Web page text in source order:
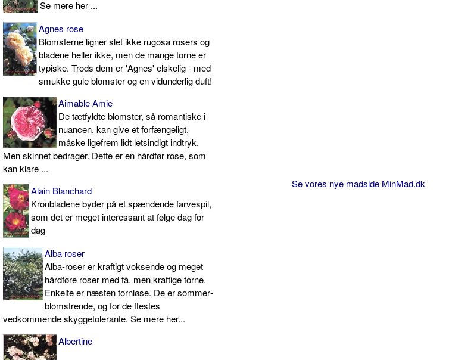
Se mere her ...
Agnes rose
Blomsterne ligner slet ikke rugosa ro­sers og
bladene heller ikke, men de mange torne er
typiske. Trods dem er 'Agnes' elskelig - med
smukke gule blomster og en vidunderlig duft!
Aimable Amie
De tætfyldte blomster, så romantiske i
nuancen, kan give et forfængeligt,
måske ligefrem lidt letsindigt indtryk.
Men skinnet bedrager. Dette er en hårdfør rose, som
kan klare ...
Alain Blanchard
Kronbladene byder på et spændende farvespil,
som det er meget interessant at følge dag for
dag
Alba roser
Alba-roser er kraftigt voksende og meget
hårdføre roser med få, men kraftige torne.
Enkelte er næsten tornløse. De er sommer­
blomstrende, og for de flestes
vedkommende skyggetolerante. Se mere her...
Albertine
Se vores nye madside MinMad.dk